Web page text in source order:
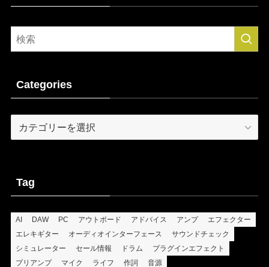
Categories
Categories
Tag
AI DAW PC アウトボード アドバイス アンプ
エフェクター
エレキギター
オーディオインターフェース
サウンドチェック
シミュレーター
セール情報 ドラム
プラグインエフェクト
プリアンプ
マイク ライフ 作詞 音源